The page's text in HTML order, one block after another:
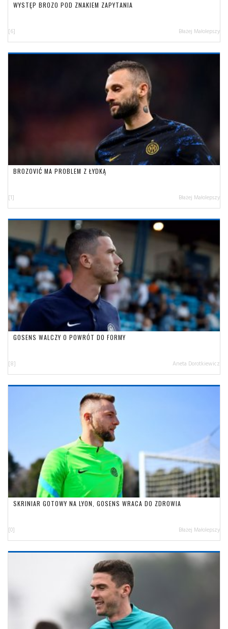
WYSTĘP BROZO POD ZNAKIEM ZAPYTANIA
[6] Błażej Małolepszy
BROZOVIĆ MA PROBLEM Z ŁYDKĄ
[1] Błażej Małolepszy
GOSENS WALCZY O POWRÓT DO FORMY
[8] Aneta Dorotkiewicz
SKRINIAR GOTOWY NA LYON, GOSENS WRACA DO ZDROWIA
[0] Błażej Małolepszy